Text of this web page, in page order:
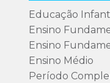
Educação
Ensino
Ensino
Ensino Médio
Período